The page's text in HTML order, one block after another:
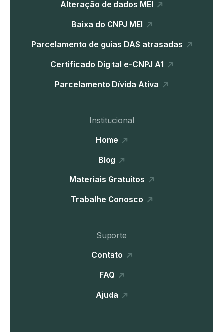
Alteração de dados MEI
Baixa do CNPJ MEI
Parcelamento de guias DAS atrasadas
Certificado Digital e-CNPJ A1
Parcelamento Dívida Ativa
Institucional
Home
Blog
Materiais Gratuitos
Trabalhe Conosco
Suporte
Contato
FAQ
Ajuda